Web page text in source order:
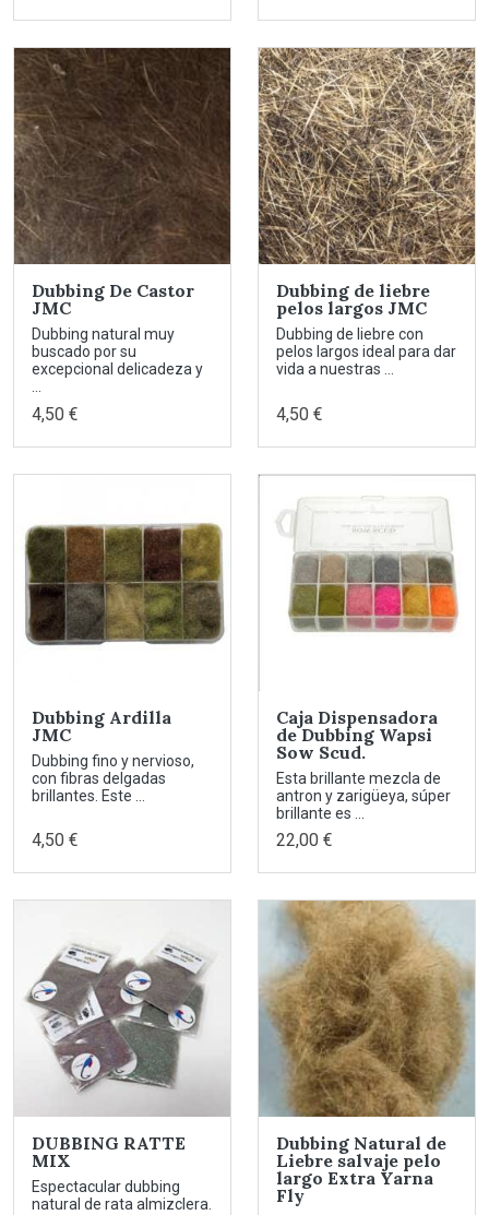
Dubbing De Castor
JMC
Dubbing natural muy
buscado por su
excepcional delicadeza y
4,50 €
Dubbing de liebre
pelos largos JMC
Dubbing de liebre con
pelos largos ideal para dar
vida a nuestras ...
4,50 €
Dubbing Ardilla
JMC
Dubbing fino y nervioso,
con fibras delgadas
brillantes. Este ...
4,50 €
Caja Dispensadora
de Dubbing Wapsi
Sow Scud.
Esta brillante mezcla de
antron y zarigüeya, súper
brillante es ...
22,00 €
DUBBING RATTE
MIX
Espectacular dubbing
natural de rata almizclera.
Dubbing Natural de
Liebre salvaje pelo
largo Extra Yarna
Fly